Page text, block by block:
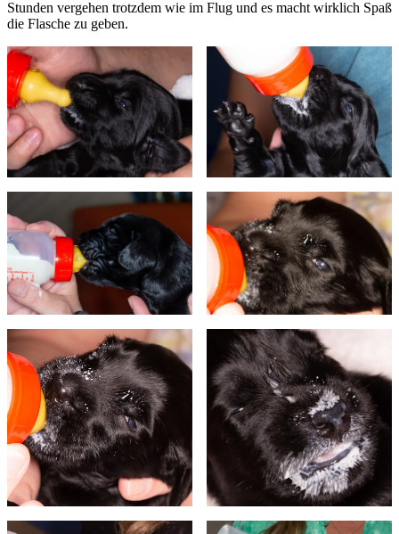
Stunden vergehen trotzdem wie im Flug und es macht wirklich Spaß
die Flasche zu geben.